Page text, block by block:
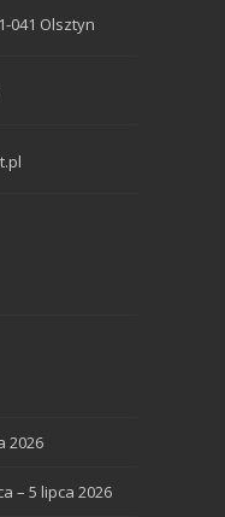
041 Olsztyn
2026
– 5 lipca 2026